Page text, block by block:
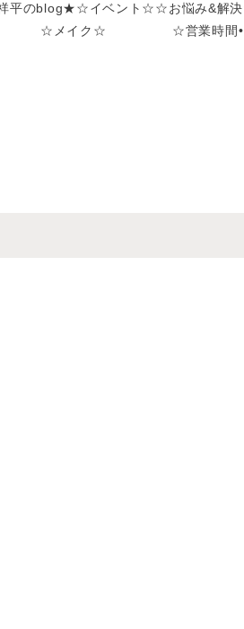
平のblog★☆イベント☆☆お悩み&解
☆メイク☆ ☆営業時間